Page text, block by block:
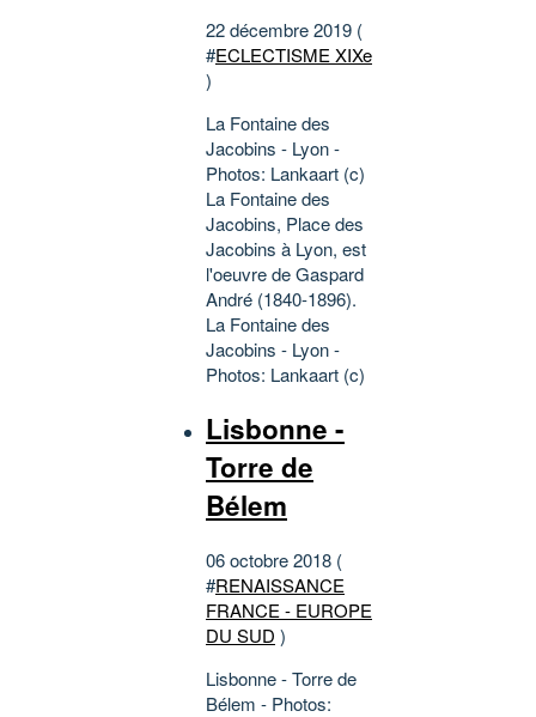
22 décembre 2019 (
#ECLECTISME XIXe
)
La Fontaine des
Jacobins - Lyon -
Photos: Lankaart (c)
La Fontaine des
Jacobins, Place des
Jacobins à Lyon, est
l'oeuvre de Gaspard
André (1840-1896).
La Fontaine des
Jacobins - Lyon -
Photos: Lankaart (c)
Lisbonne -
Torre de
Bélem
06 octobre 2018 (
#RENAISSANCE
FRANCE - EUROPE
DU SUD )
Lisbonne - Torre de
Bélem - Photos: